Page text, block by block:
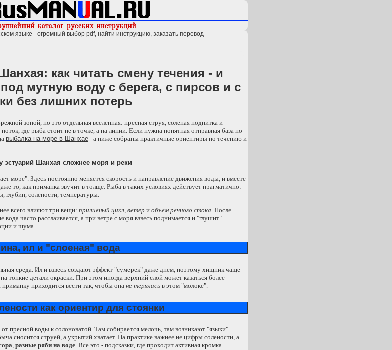
языке - огромный выбор pdf, найти инструкцию, заказать перевод
как читать смену течения - и
мутную воду с берега, с пирсов и с
без лишних потерь
зоной, но это отдельная вселенная: пресная струя, соленая подпитка и
где рыба стоит не в точке, а на линии. Если нужна понятная отправная база по
рыбалка на море в Шанхае - а ниже собраны практичные ориентиры по течению и
эстуарий Шанхая сложнее моря и реки
море". Здесь постоянно меняется скорость и направление движения воды, и вместе
то, как приманка звучит в толще. Рыба в таких условиях действует прагматично:
глубин, солености, температуры.
всего влияют три вещи: приливный цикл ветер и объем речного стока . После
вода часто расслаивается, а при ветре с моря взвесь поднимается и "глушит"
и шума.
ил и "слоеная" вода
среда. Ил и взвесь создают эффект "сумерек" даже днем, поэтому хищник чаще
тонкие детали окраски. При этом иногда верхний слой может казаться более
приходится вести так, чтобы она не терялась в этом "молоке".
как ориентир для стоянки
пресной воды к солоноватой. Там собирается мелочь, там возникают "языки"
сносится струей, а укрытий хватает. На практике важнее не цифры солености, а
, разные ряби на воде. Все это - подсказки, где проходит активная кромка.